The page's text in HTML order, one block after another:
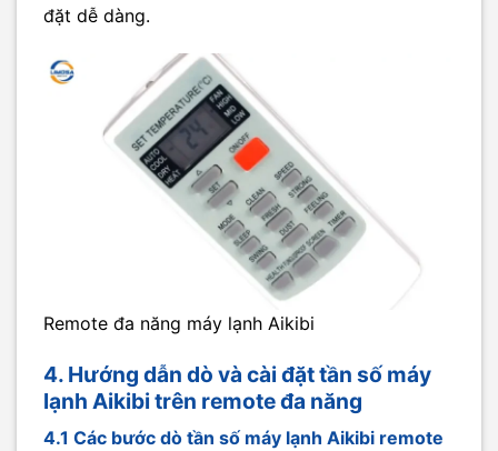
đặt dễ dàng.
Remote đa năng máy lạnh Aikibi
4. Hướng dẫn dò và cài đặt tần số máy
lạnh Aikibi trên remote đa năng
4.1 Các bước dò tần số máy lạnh Aikibi remote